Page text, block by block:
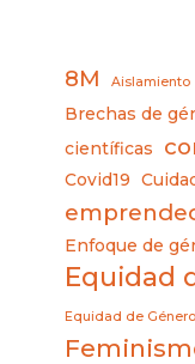
8M Aislamiento
Brechas de
científicas
Covid19
Enfoque de
Equidad
Equidad de